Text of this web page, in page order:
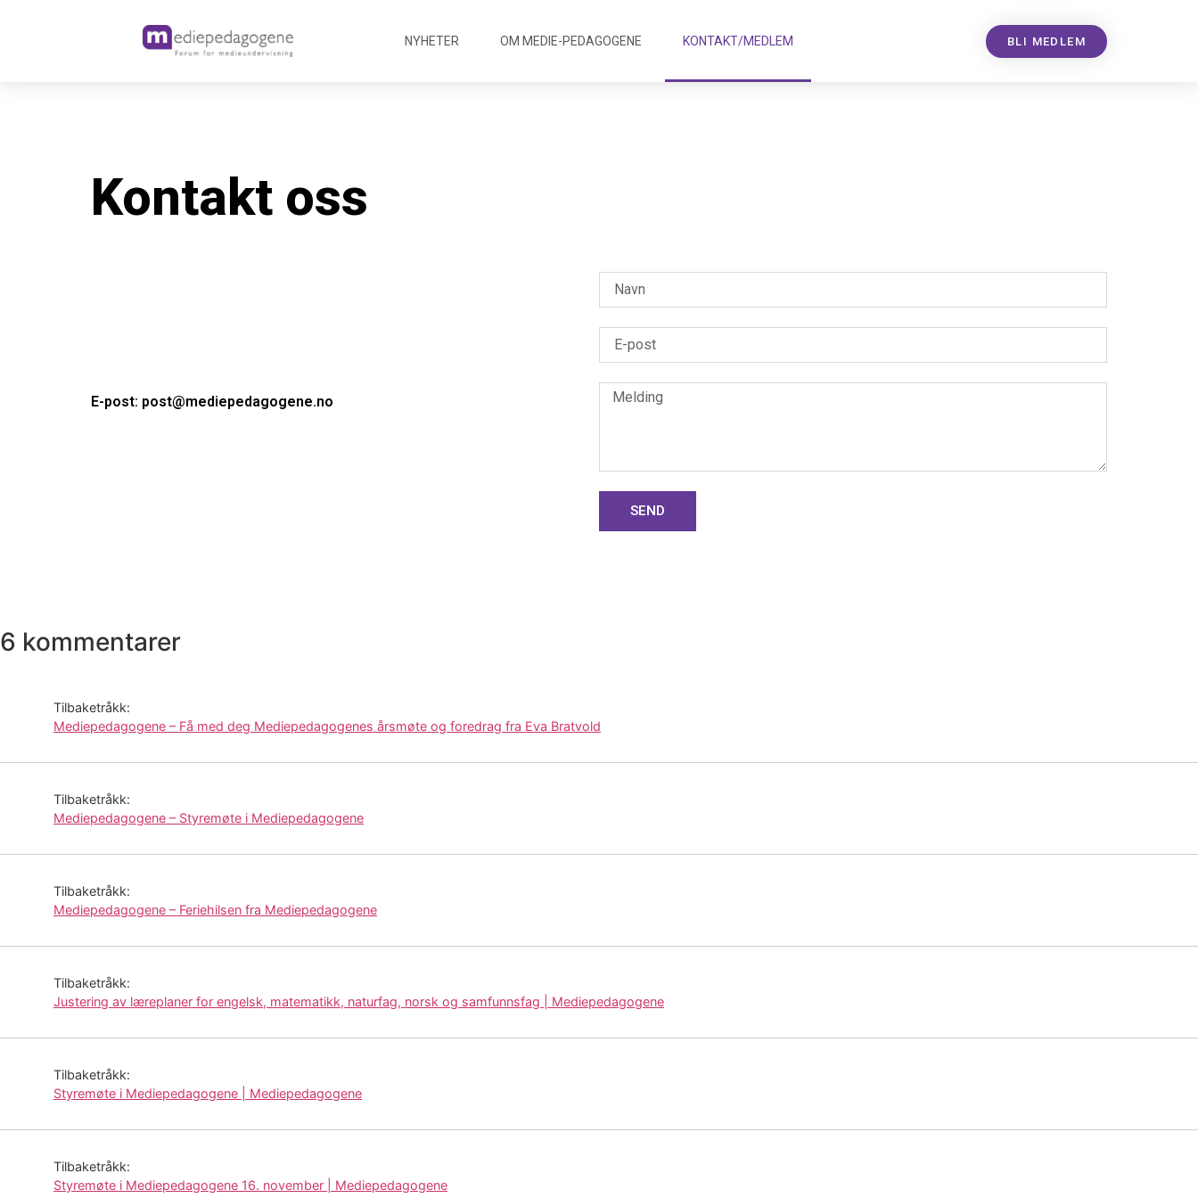
NYHETER OM MEDIE-PEDAGOGENE KONTAKT/MEDLEM BLI MEDLEM
Kontakt oss
E-post: post@mediepedagogene.no
SEND
6 kommentarer
Tilbaketråkk:
Mediepedagogene – Få med deg Mediepedagogenes årsmøte og foredrag fra Eva Bratvold
Tilbaketråkk:
Mediepedagogene – Styremøte i Mediepedagogene
Tilbaketråkk:
Mediepedagogene – Feriehilsen fra Mediepedagogene
Tilbaketråkk:
Justering av læreplaner for engelsk, matematikk, naturfag, norsk og samfunnsfag | Mediepedagogene
Tilbaketråkk:
Styremøte i Mediepedagogene | Mediepedagogene
Tilbaketråkk:
Styremøte i Mediepedagogene 16. november | Mediepedagogene